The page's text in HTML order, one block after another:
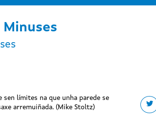
sen límites na que unha parede se
arremuiñada. (Mike Stoltz)